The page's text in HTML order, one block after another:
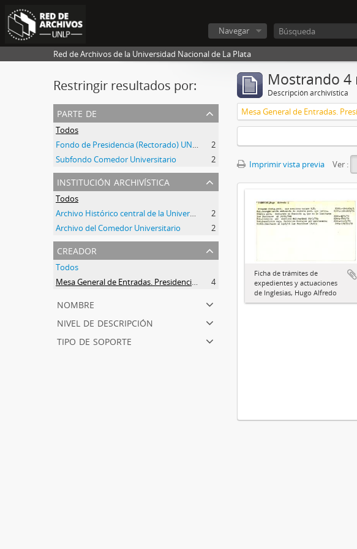
Navegar
Red de Archivos de la Universidad Nacional de La Plata
Restringir resultados por:
parte de
Todos
Fondo de Presidencia (Rectorado) UNLP
2
Subfondo Comedor Universitario
2
institución archivística
Todos
Archivo Histórico central de la Universidad Nacional de La Plata
2
Archivo del Comedor Universitario
2
creador
Todos
Mesa General de Entradas. Presidencia UNLP
4
nombre
nivel de descripción
tipo de soporte
Mostrando 4
Descripción archivística
Imprimir vista previa Ver :
Ficha de trámites de
expedientes y actuaciones
de Inglesias, Hugo Alfredo